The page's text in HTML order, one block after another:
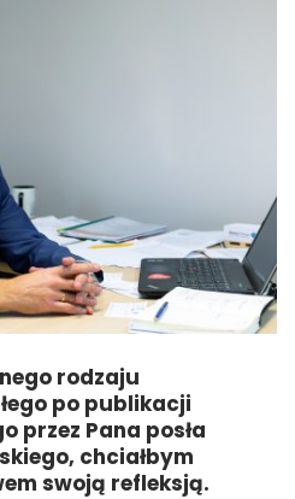
rodzaju
po publikacji
przez Pana posła
chciałbym
swoją refleksją.